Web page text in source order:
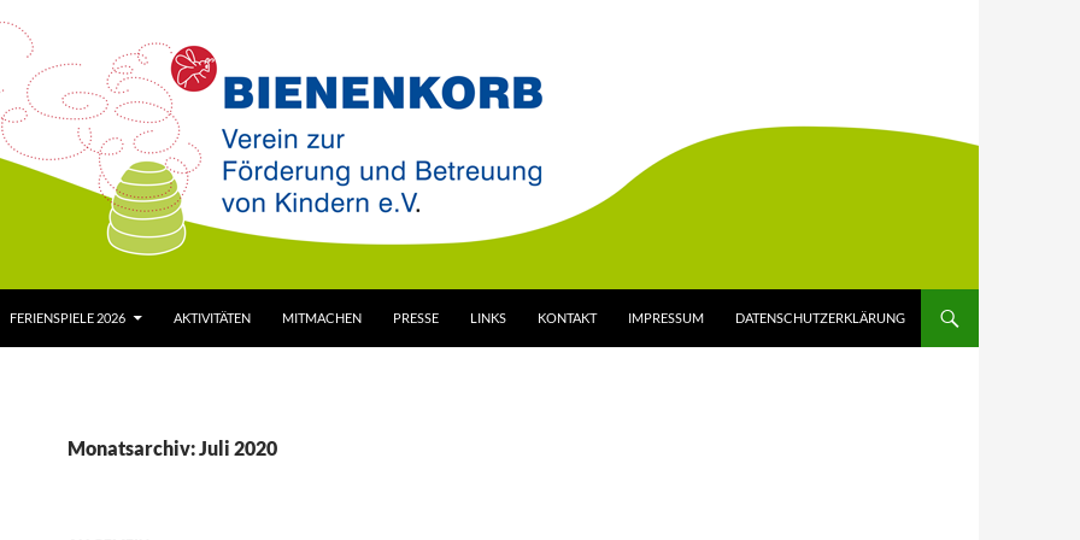
FERIENSPIELE 2026 AKTIVITÄTEN MITMACHEN PRESSE LINKS KONTAKT IMPRESSUM DATENSCHUTZERKLÄRUNG
Monatsarchiv: Juli 2020